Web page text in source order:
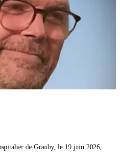
de Granby, le 19 juin 2026,